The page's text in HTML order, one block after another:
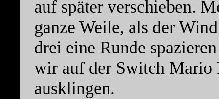
auf später verschieben.
ganze Weile, als der
drei eine Runde
wir auf der Switch Mario
ausklingen.